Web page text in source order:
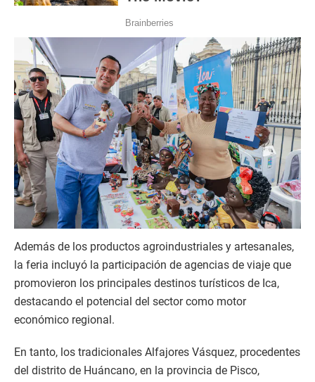
Además de los productos agroindustriales y artesanales,
la feria incluyó la participación de agencias de viaje que
promovieron los principales destinos turísticos de Ica,
destacando el potencial del sector como motor
económico regional.
En tanto, los tradicionales Alfajores Vásquez, procedentes
del distrito de Huáncano, en la provincia de Pisco,